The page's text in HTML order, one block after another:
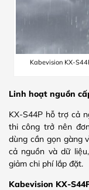
Kabevision KX-
Linh hoạt nguồn
KX-S44P hỗ trợ cả
thi công trở nên
dùng cần gọn gàng
cả nguồn và dữ
giảm chi phí lắp đặt.
Kabevision KX-